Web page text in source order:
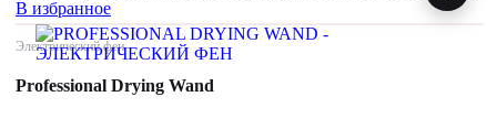
В избранное
Электрический фен
Professional Drying Wand